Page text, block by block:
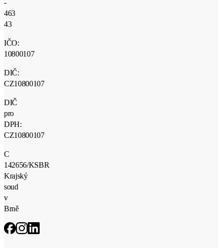
-
463
43
IČO:
10800107
DIČ:
CZ10800107
DIČ
pro
DPH:
CZ10800107
C
142656/KSBR
Krajský
soud
v
Brně